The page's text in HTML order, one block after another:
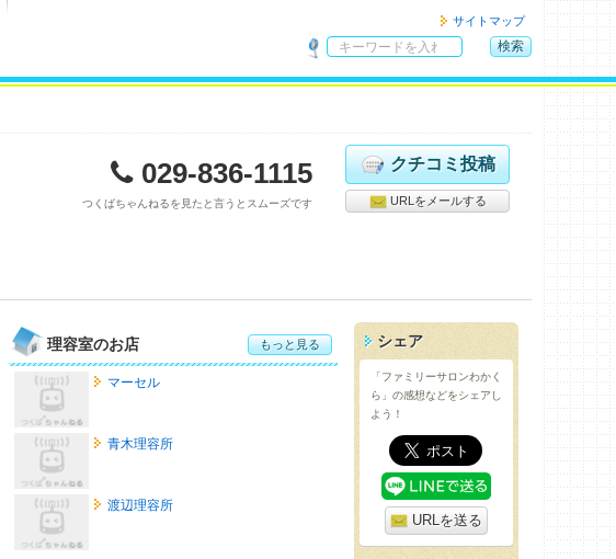
サイトマップ
内
索
検索
029-836-1115
つくばちゃんねるを見たと言うとスムーズです
クチコミ投稿
URLをメールする
理容室のお店 もっと見る
マーセル
青木理容所
渡辺理容所
シェア
「ファミリーサロンわかく
ら」の感想などをシェアし
よう！
URLを送る